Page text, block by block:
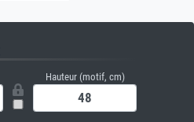
Hauteur (motif, cm)